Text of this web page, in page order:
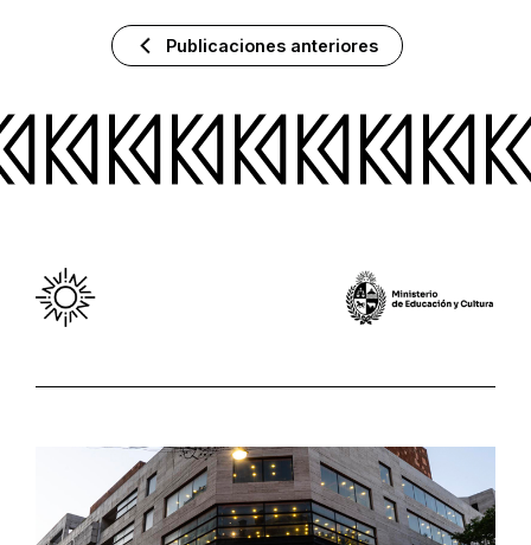
Publicaciones anteriores